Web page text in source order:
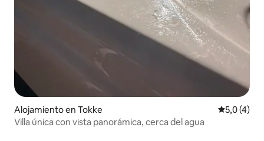
Alojamiento en Tokke
5,0 (4)
Villa única con vista panorámica, cerca del agua